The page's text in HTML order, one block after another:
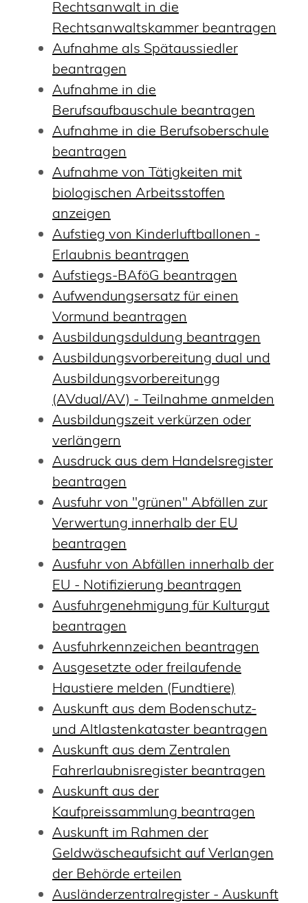
Rechtsanwalt in die
Rechtsanwaltskammer beantragen
Aufnahme als Spätaussiedler
beantragen
Aufnahme in die
Berufsaufbauschule beantragen
Aufnahme in die Berufsoberschule
beantragen
Aufnahme von Tätigkeiten mit
biologischen Arbeitsstoffen
anzeigen
Aufstieg von Kinderluftballonen -
Erlaubnis beantragen
Aufstiegs-BAföG beantragen
Aufwendungsersatz für einen
Vormund beantragen
Ausbildungsduldung beantragen
Ausbildungsvorbereitung dual und
Ausbildungsvorbereitungg
(AVdual/AV) - Teilnahme anmelden
Ausbildungszeit verkürzen oder
verlängern
Ausdruck aus dem Handelsregister
beantragen
Ausfuhr von "grünen" Abfällen zur
Verwertung innerhalb der EU
beantragen
Ausfuhr von Abfällen innerhalb der
EU - Notifizierung beantragen
Ausfuhrgenehmigung für Kulturgut
beantragen
Ausfuhrkennzeichen beantragen
Ausgesetzte oder freilaufende
Haustiere melden (Fundtiere)
Auskunft aus dem Bodenschutz-
und Altlastenkataster beantragen
Auskunft aus dem Zentralen
Fahrerlaubnisregister beantragen
Auskunft aus der
Kaufpreissammlung beantragen
Auskunft im Rahmen der
Geldwäscheaufsicht auf Verlangen
der Behörde erteilen
Ausländerzentralregister - Auskunft